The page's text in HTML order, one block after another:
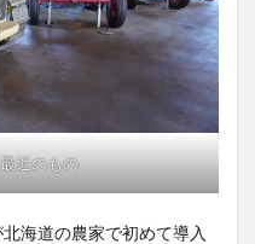
近のもの
海道の農家で初めて導入